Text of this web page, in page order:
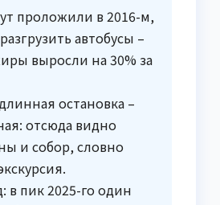
проложили в 2016-м,
автобусы –
выросли на 30% за
остановка –
отсюда видно
и собор, словно
в пик 2025-го один